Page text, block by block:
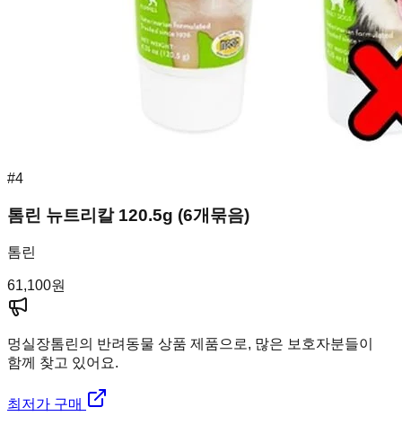
#4
톰린 뉴트리칼 120.5g (6개묶음)
톰린
61,100원
멍실장톰린의 반려동물 상품 제품으로, 많은 보호자분들이
함께 찾고 있어요.
최저가 구매